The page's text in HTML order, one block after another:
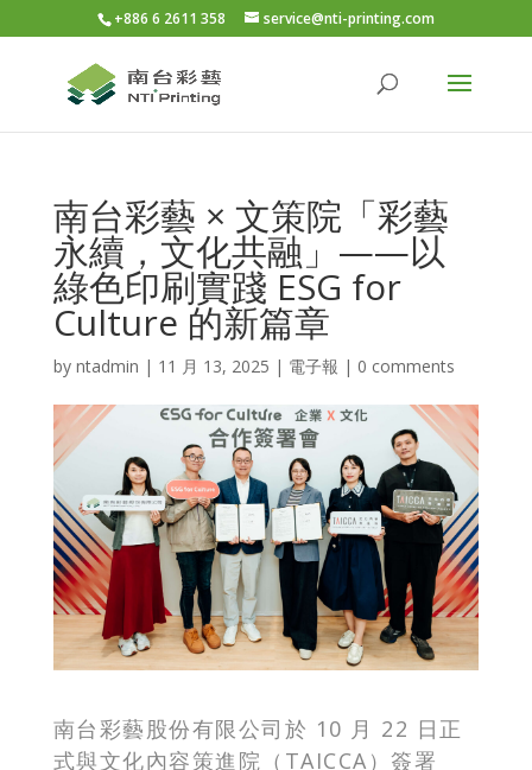
+886 6 2611 358 service@nti-printing.com
南台彩藝 × 文策院「彩藝
永續，文化共融」——以
綠色印刷實踐 ESG for
Culture 的新篇章
by ntadmin | 11 月 13, 2025 | 電子報 | 0 comments
南台彩藝股份有限公司於 10 月 22 日正
式與文化內容策進院（TAICCA）簽署